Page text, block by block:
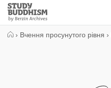
Close
Study
Buddhism
› Вчення просунутого рівня ›